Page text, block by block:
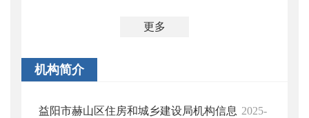
更多
机构简介
益阳市赫山区住房和城乡建设局机构信息 2025-